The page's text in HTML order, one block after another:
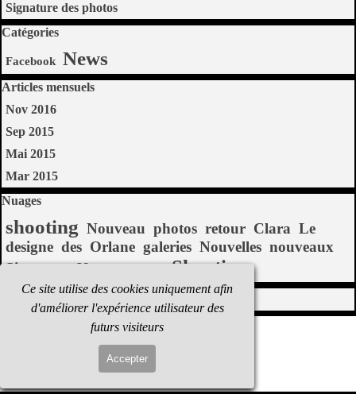
Ce site utilise des cookies uniquement afin
d'améliorer l'expérience utilisateur des
futurs visiteurs
Accepter
Signature des photos
Sauter le bloc Catégories
Catégories
Facebook News
Sauter le bloc Articles mensuels
Articles mensuels
Nov 2016
Sep 2015
Mai 2015
Mar 2015
Sauter le bloc Nuages
Nuages
shooting Nouveau photos retour Clara Le
designe des Orlane galeries Nouvelles nouveaux
Signature
Nouveaux Shooting
Sauter le bloc Blogoliste
Blogoliste